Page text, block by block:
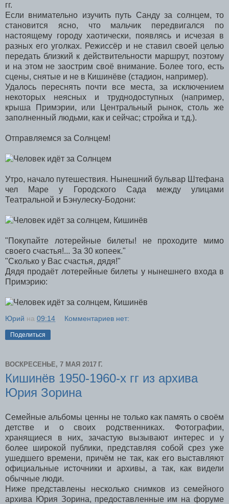
гг.
Если внимательно изучить путь Санду за солнцем, то
становится ясно, что мальчик передвигался по
настоящему городу хаотически, появлясь и исчезая в
разных его уголках. Режиссёр и не ставил своей целью
передать близкий к действительности маршрут, поэтому
и на этом не заострим своё внимание. Более того, есть
сцены, снятые и не в Кишинёве (стадион, например).
Удалось переснять почти все места, за исключением
некоторых неясных и труднодоступных (например,
крыша Примэрии, или Центральный рынок, столь же
заполненный людьми, как и сейчас; стройка и т.д.).
Отправляемся за Солнцем!
Утро, начало путешествия. Нынешний бульвар Штефана
чел Маре у Городского Сада между улицами
Театральной и Бэнулеску-Бодони:
"Покупайте лотерейные билеты! не проходите мимо
своего счастья!... За 30 копеек."
"Сколько у Вас счастья, дядя!"
Дядя продаёт лотерейные билеты у нынешнего входа в
Примэрию:
Юрий на 09:14 Комментариев нет:
Поделиться
ВОСКРЕСЕНЬЕ, 7 МАЯ 2017 Г.
Кишинёв 1950-1960-х гг из архива
Юрия Зорина
Семейные альбомы ценны не только как память о своём
детстве и о своих родственниках. Фотографии,
хранящиеся в них, зачастую вызывают интерес и у
более широкой публики, представляя собой срез уже
ушедшего времени, причём не так, как его выставляют
официальные источники и архивы, а так, как видели
обычные люди.
Ниже представлены несколько снимков из семейного
архива Юрия Зорина, предоставленные им на форуме